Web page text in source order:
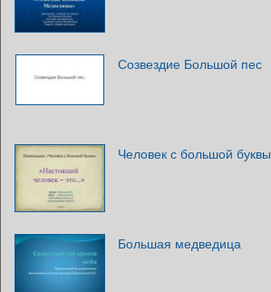
Созвездие Большой пес
Человек с большой буквы
Большая медведица